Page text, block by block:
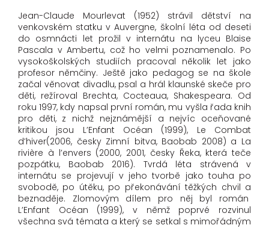
Jean-Claude Mourlevat (1952) strávil dětství na
venkovském statku v Auvergne, školní léta od deseti
do osmnácti let prožil v internátu na lyceu Blaise
Pascala v Ambertu, což ho velmi poznamenalo. Po
vysokoškolských studiích pracoval několik let jako
profesor němčiny. Ještě jako pedagog se na škole
začal věnovat divadlu, psal a hrál klaunské skeče pro
děti, režíroval Brechta, Cocteaua, Shakespeara. Od
roku 1997, kdy napsal první román, mu vyšla řada knih
pro děti, z nichž nejznámější a nejvíc oceňované
kritikou jsou L’Enfant Océan (1999), Le Combat
d’hiver(2006, česky Zimní bitva, Baobab 2008) a La
rivière à l’envers (2000, 2001, česky Řeka, která teče
pozpátku, Baobab 2016). Tvrdá léta strávená v
internátu se projevují v jeho tvorbě jako touha po
svobodě, po útěku, po překonávání těžkých chvil a
beznaděje. Zlomovým dílem pro něj byl román
L’Enfant Océan (1999), v němž poprvé rozvinul
všechna svá témata a který se setkal s mimořádným